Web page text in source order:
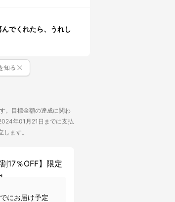
でくれたら、うれし
知る
。目標金額の達成に関わ
年01月21日までに支払
ます。
17％OFF】限定
にお届け予定